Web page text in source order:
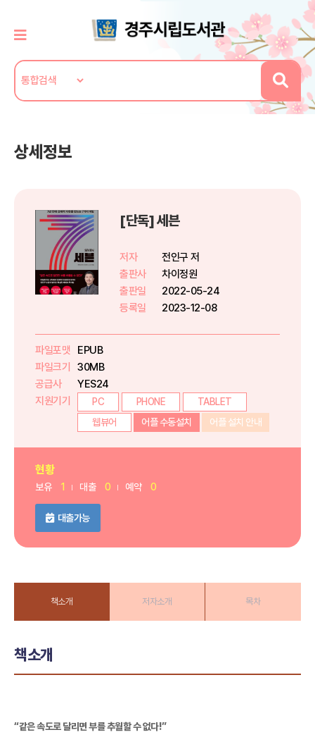
상세정보
[단독] 세븐
저자
전인구 저
출판사
차이정원
출판일
2022-05-24
등록일
2023-12-08
파일포맷
EPUB
파일크기
30MB
공급사
YES24
지원기기
PC PHONE
TABLET
웹뷰어
어플 수동설치 어플 설치 안내
현황
보유 1 대출 0 예약 0
대출가능
책소개 저자소개 목차
책소개
“같은 속도로 달리면 부를 추월할 수 없다!”